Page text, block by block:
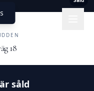
18
såld